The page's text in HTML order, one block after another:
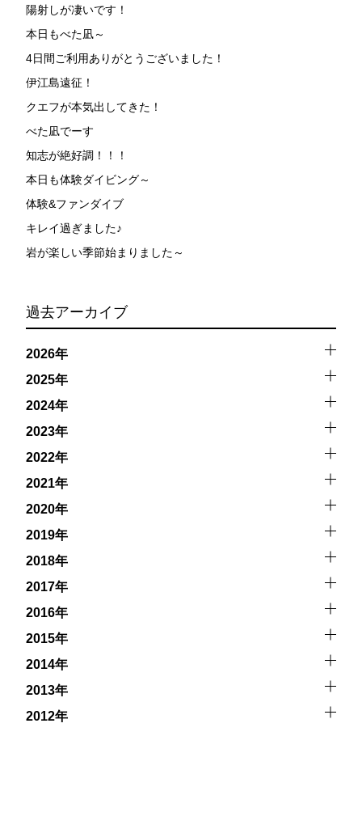
陽射しが凄いです！
本日もべた凪～
4日間ご利用ありがとうございました！
伊江島遠征！
クエフが本気出してきた！
べた凪でーす
知志が絶好調！！！
本日も体験ダイビング～
体験&ファンダイブ
キレイ過ぎました♪
岩が楽しい季節始まりました～
過去アーカイブ
2026年
2025年
2024年
2023年
2022年
2021年
2020年
2019年
2018年
2017年
2016年
2015年
2014年
2013年
2012年
た場合には、参加をお断りする場合があります。スキン
案内となる場合があります。その際のご返金には応じか
ねますので、あらかじめご了承ください。これまでの経
験については当日ご申告いただきますので、ご不安のあ
ホエールスイム参加時に使用する器材やスーツのレンタ
ルをご希望の方は、事前にお申し出ください。
承諾しました。
危険の告知
ングに伴う危険に加え、予測不能なクジラの行動や、クジ
ラとの接触によってトラブルが発生する可能性がありま
す。さらに、流れのある海上で、船上からエントリーやエ
キジットを行う際にもトラブルが生じる可能性がありま
す。そして、これらを要因として傷害や損害が発生する場
合があります。またホエールスイムでは、これら以外にも
想定できないトラブルが発生する可能性があります。
参加者はこれらのリスクを理解し、傷害や損害につながっ
た場合、またはその他いかなる理由があっても、当ツアー
開催主催者とガイド、船舶の保有者及び船長に対して損害
賠償を請求しません。
承諾しました。